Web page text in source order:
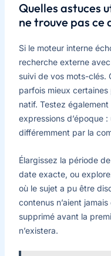
Quelles astuces
ne trouve pas ce
Si le moteur interne
recherche externe avec
suivi de vos mots-clés.
parfois mieux
natif. Testez
expressions d’époque
différemment par la
Élargissez la période
date exacte, ou
où le sujet a pu être
contenus n’aient
supprimé avant la
n’existera.